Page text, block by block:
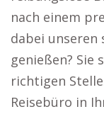
nach einem
dabei unseren
genießen? Sie
richtigen
Reisebüro in